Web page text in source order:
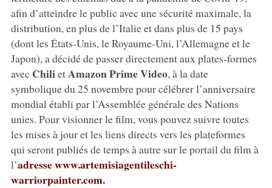
afin d’atteindre le public avec une sécurité maximale, la
distribution, en plus de l’Italie et dans plus de 15 pays
(dont les États-Unis, le Royaume-Uni, l’Allemagne et le
Japon), a décidé de passer directement aux plates-formes
avec ChilietAmazon Prime Video, à la date
symbolique du 25 novembre pour célébrer l’anniversaire
mondial établi par l’Assemblée générale des Nations
unies. Pour visionner le film, vous pouvez suivre toutes
les mises à jour et les liens directs vers les plateformes
qui seront publiés de temps à autre sur le portail du film à
l’adresse www.artemisiagentileschi-
warriorpainter.com.